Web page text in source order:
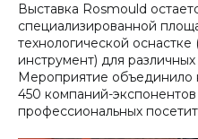
Выставка Rosmould
специализированной
технологической
инструмент) для
Мероприятие
450 компаний-
профессиональных